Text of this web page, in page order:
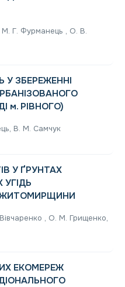
М. Г. Фурманець , О. В.
ЗБЕРЕЖЕННІ
м. РІВНОГО)
В. М. Самчук
У ҐРУНТАХ
ЖИТОМИРЩИНИ
, О. М. Грищенко,
ЕКОМЕРЕЖ